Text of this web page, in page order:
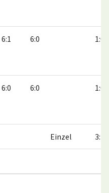
6:1 6:0 1:0
6:0 6:0 1:0
Einzel 3:1